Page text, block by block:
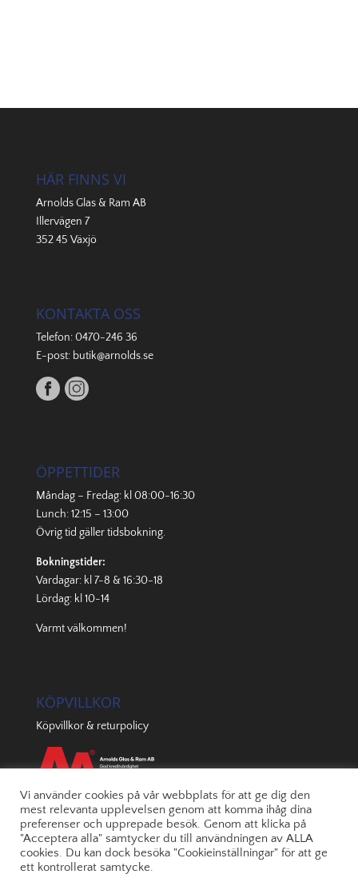
HÄR FINNS VI
Arnolds Glas & Ram AB
Illervägen 7
352 45 Växjö
KONTAKTA OSS
Telefon:0470-246 36
E-post: butik@arnolds.se
ÖPPETTIDER
Måndag – Fredag: kl 08:00-16:30
Lunch: 12:15 – 13:00
Övrig tid gällertidsbokning.
Bokningstider:
Vardagar: kl 7-8 & 16:30-18
Lördag: kl 10-14
Varmt välkommen!
KÖPVILLKOR
Köpvillkor & returpolicy
Vi använder cookies på vår webbplats för att ge dig den
mest relevanta upplevelsen genom att komma ihåg dina
preferenser och upprepade besök. Genom att klicka på
"Acceptera alla" samtycker du till användningen av ALLA
cookies. Du kan dock besöka "Cookieinställningar" för att ge
ett kontrollerat samtycke.